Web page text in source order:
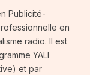
Publicité-
en
radio. Il est
YALI
et par